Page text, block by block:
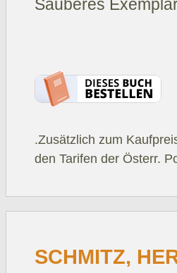
Sauberes
.Zusätzlich zum
den Tarifen der Österr.
SCHMITZ,